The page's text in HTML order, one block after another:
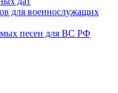
для военнослужащих
песен для ВС РФ